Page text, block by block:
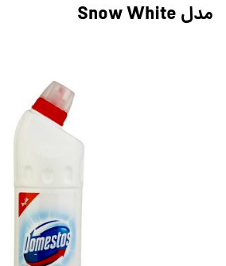
مدل Snow White